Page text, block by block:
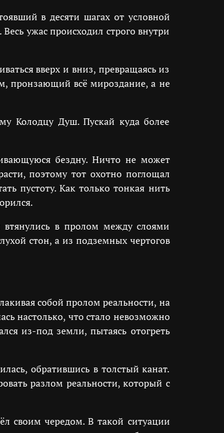
в десяти шагах от условной
ужас происходил строго внутри
вверх и вниз, превращаясь из
пронзающий всё мироздание, а не
Колодцу Душ. Пускай куда более
бездну. Ничто не может
поэтому тот охотно поглощал
пустоту. Как только тонкая нить
втянулись в пролом между слоями
стон, а из подземных чертогов
собой пролом реальности, на
настолько, что стало невозможно
из-под земли, пытаясь отогреть
обратившись в толстый канат.
разлом реальности, который с
своим чередом. В такой ситуации